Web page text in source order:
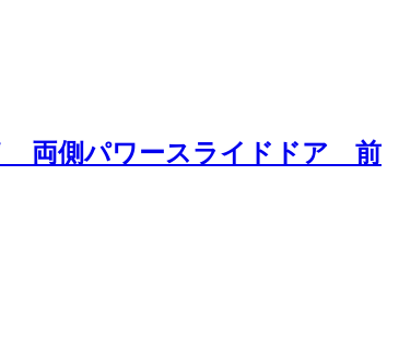
両側パワースライドドア 前